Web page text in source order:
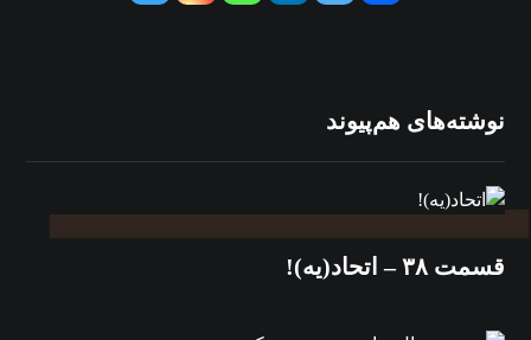
نوشته‌های هم‌پیوند
قسمت ۳۸ – اتحاد(یه)!